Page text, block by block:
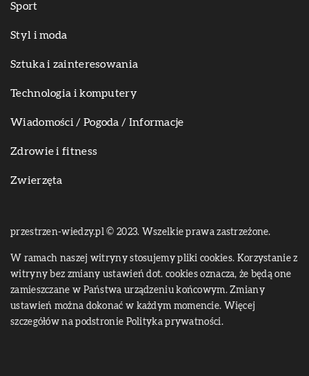
Sport
Styl i moda
Sztuka i zainteresowania
Technologia i komputery
Wiadomości / Pogoda / Informacje
Zdrowie i fitness
Zwierzęta
przestrzen-wiedzy.pl © 2023. Wszelkie prawa zastrzeżone.
W ramach naszej witryny stosujemy pliki cookies. Korzystanie z
witryny bez zmiany ustawień dot. cookies oznacza, że będą one
zamieszczane w Państwa urządzeniu końcowym. Zmiany
ustawień można dokonać w każdym momencie. Więcej
szczegółów na podstronie Polityka prywatności.